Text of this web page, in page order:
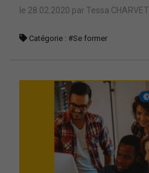
le 28.02.2020 par Tessa CHARVET
Catégorie : #Se former